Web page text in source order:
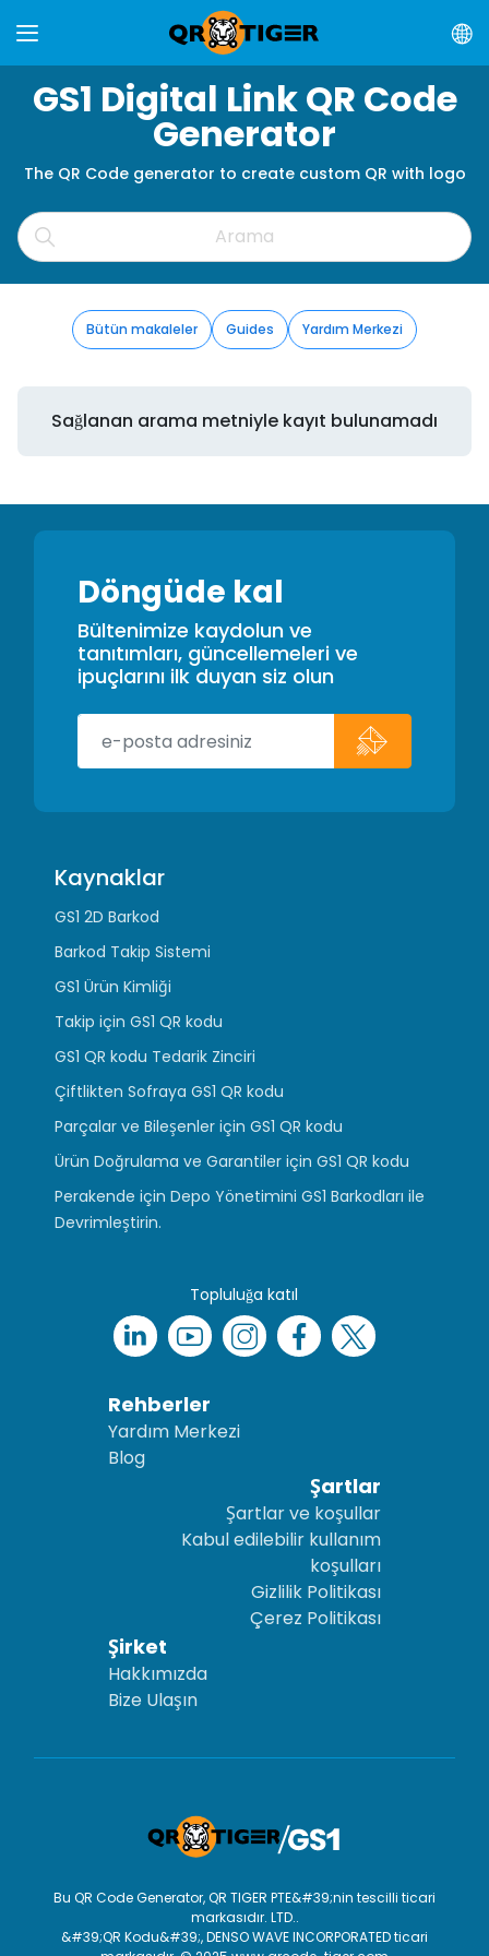
GS1 Digital Link QR Code
Generator
The QR Code generator to create custom QR with logo
Bütün makaleler Guides Yardım Merkezi
Sağlanan arama metniyle kayıt bulunamadı
Döngüde kal
Bültenimize kaydolun ve
tanıtımları, güncellemeleri ve
ipuçlarını ilk duyan siz olun
Kaynaklar
GS1 2D Barkod
Barkod Takip Sistemi
GS1 Ürün Kimliği
Takip için GS1 QR kodu
GS1 QR kodu Tedarik Zinciri
Çiftlikten Sofraya GS1 QR kodu
Parçalar ve Bileşenler için GS1 QR kodu
Ürün Doğrulama ve Garantiler için GS1 QR kodu
Perakende için Depo Yönetimini GS1 Barkodları ile
Devrimleştirin.
Topluluğa katıl
Rehberler
Yardım Merkezi
Blog
Şartlar
Şartlar ve koşullar
Kabul edilebilir kullanım
koşulları
Gizlilik Politikası
Çerez Politikası
Şirket
Hakkımızda
Bize Ulaşın
Bu QR Code Generator, QR TIGER PTE&#39;nin tescilli ticari
markasıdır. LTD..
&#39;QR Kodu&#39;, DENSO WAVE INCORPORATED ticari